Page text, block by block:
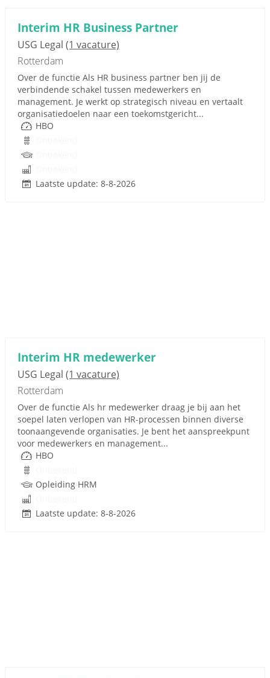
Interim HR Business Partner
USG Legal (1 vacature)
Rotterdam
Over de functie Als HR business partner ben jij de
verbindende schakel tussen medewerkers en
management. Je werkt op strategisch niveau en vertaalt
organisatiedoelen naar een toekomstgericht...
HBO
Laatste update: 8-8-2026
Interim HR medewerker
USG Legal (1 vacature)
Rotterdam
Over de functie Als hr medewerker draag je bij aan het
soepel laten verlopen van HR-processen binnen diverse
toonaangevende organisaties. Je bent het aanspreekpunt
voor medewerkers en management...
HBO
Opleiding HRM
Laatste update: 8-8-2026